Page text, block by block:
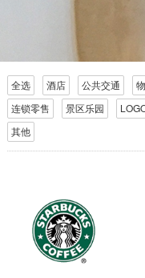
全选 酒店 公共交通
连锁零售
景区乐园
其他